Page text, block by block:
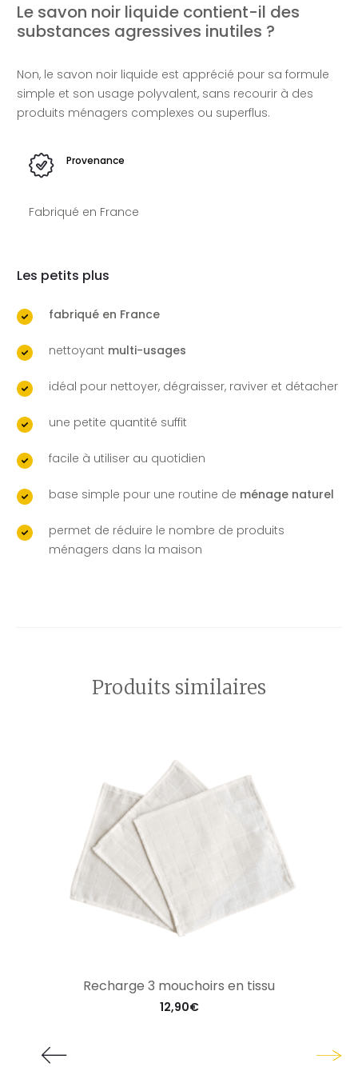
Le savon noir liquide contient-il des
substances agressives inutiles ?
Non, le savon noir liquide est apprécié pour sa formule
simple et son usage polyvalent, sans recourir à des
produits ménagers complexes ou superflus.
Provenance
Fabriqué en France
Les petits plus
fabriqué en France
nettoyant multi-usages
idéal pour nettoyer, dégraisser, raviver et détacher
une petite quantité suffit
facile à utiliser au quotidien
base simple pour une routine de ménage naturel
permet de réduire le nombre de produits
ménagers dans la maison
Produits similaires
Recharge 3 mouchoirs en tissu
12,90€